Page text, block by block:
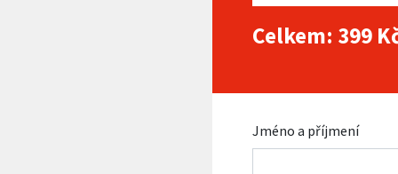
Celkem: 399
Jméno a příjmení